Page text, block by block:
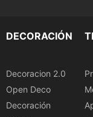
DECORACIÓN
Decoracion 2.0
Open Deco
Decoración